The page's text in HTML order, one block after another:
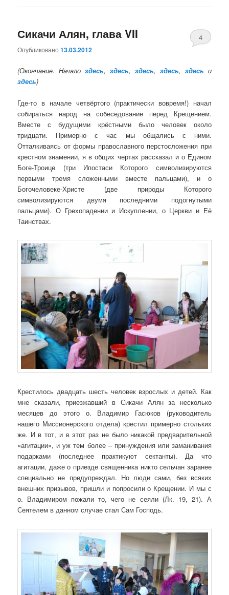
Сикачи Алян, глава VII
Опубликовано13.03.2012
4
(Окончание. Началоздесь,здесь,здесь,здесь,здесь и
здесь)
Где-то в начале четвёртого (практически вовремя!) начал
собираться народ на собеседование перед Крещением.
Вместе с будущими крёстными было человек около
тридцати. Примерно с час мы общались с ними.
Отталкиваясь от формы православного перстосложения при
крестном знамении, я в общих чертах рассказал и о Едином
Боге-Троице (три Ипостаси Которого символизируются
первыми тремя сложенными вместе пальцами), и о
Богочеловеке-Христе (две природы Которого
символизируются двумя последними подогнутыми
пальцами). О Грехопадении и Искуплении, о Церкви и Её
Таинствах.
Крестилось двадцать шесть человек взрослых и детей. Как
мне сказали, приезжавший в Сикачи Алян за несколько
месяцев до этого о. Владимир Гасюков (руководитель
нашего Миссионерского отдела) крестил примерно стольких
же. И в тот, и в этот раз не было никакой предварительной
«агитации», и уж тем более – принуждения или заманивания
подарками (последнее практикуют сектанты). Да что
агитации, даже о приезде священника никто сельчан заранее
специально не предупреждал. Но люди сами, без всяких
внешних призывов, пришли и попросили о Крещении. И мы с
о. Владимиром пожали то, чего не сеяли (Лк. 19, 21). А
Сеятелем в данном случае стал Сам Господь.